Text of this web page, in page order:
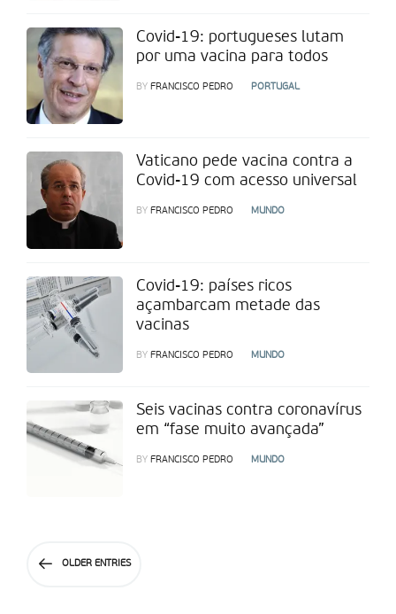
Covid-19: portugueses lutam
por uma vacina para todos
BY FRANCISCO PEDRO PORTUGAL
Vaticano pede vacina contra a
Covid-19 com acesso universal
BYFRANCISCO PEDRO MUNDO
Covid-19: países ricos
açambarcam metade das
vacinas
BY FRANCISCO PEDRO MUNDO
Seis vacinas contra coronavírus
em “fase muito avançada”
BY FRANCISCO PEDRO MUNDO
OLDER ENTRIES